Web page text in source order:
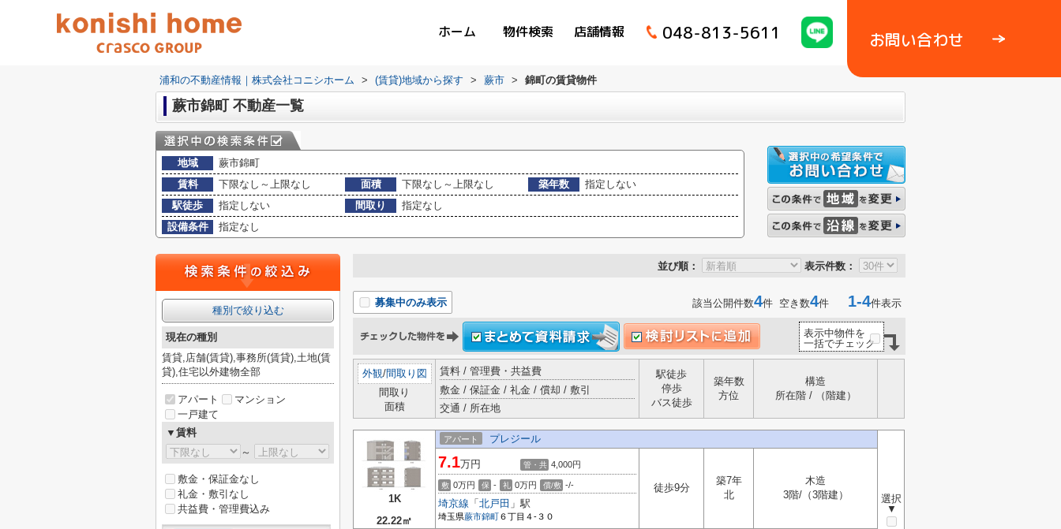
ホーム 物件検索 店舗情報 048-813-5611 お問い合わせ
浦和の不動産情報｜株式会社コニシホーム > (賃貸)地域から探す > 蕨市 > 錦町の賃貸物件
蕨市錦町 不動産一覧
地域
蕨市錦町
賃料
下限なし～上限なし 面積 下限なし～上限なし 築年数
指定しない
駅徒歩
指定しない 間取り
指定なし
設備条件
指定なし
並び順： 表示件数：
募集中のみ表示 該当公開件数4件 空き数4件 1-4件表示
表示中物件を
一括でチェック
外観/間取り図
間取り
面積
賃料 / 管理費・共益費
敷金 / 保証金 / 礼金 / 償却 / 敷引
交通 / 所在地
駅徒歩
停歩
バス徒歩
築年数
方位
構造
所在階 / （階建）
1K
22.22㎡
アパート プレジール
選択
▼
7.1万円 管・共 4,000円
敷 0万円 保 - 礼 0万円 償/敷 -/-
埼京線 「 北戸田 」駅
埼玉県蕨市錦町 ６丁目４-３０
徒歩9分
築7年
北
木造
3階/（3階建）
種別で絞り込む
現在の種別
賃貸,店舗(賃貸),事務所(賃貸),土地(賃
貸),住宅以外建物全部
アパート
マンション
一戸建て
▼賃料
～
敷金・保証金なし
礼金・敷引なし
共益費・管理費込み